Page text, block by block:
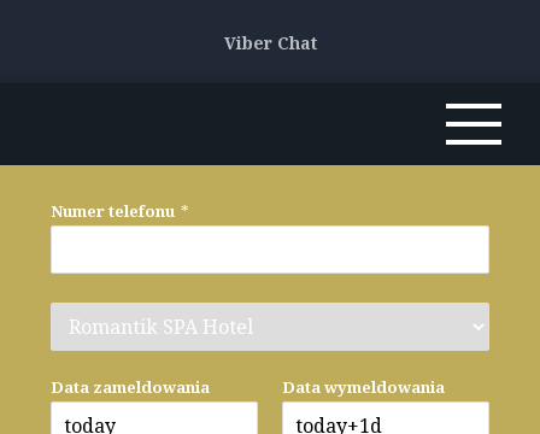
Viber Chat
Numer telefonu *
Data zameldowania Data wymeldowania